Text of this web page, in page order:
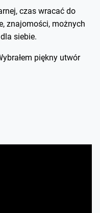
czas wracać do
znajomości, możnych
siebie.
piękny utwór